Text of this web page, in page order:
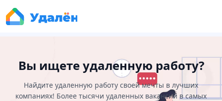
Вы ищете удаленную работу?
Найдите удаленную работу своей мечты в лучших
компаниях! Более тысячи удаленных вакансий в самых